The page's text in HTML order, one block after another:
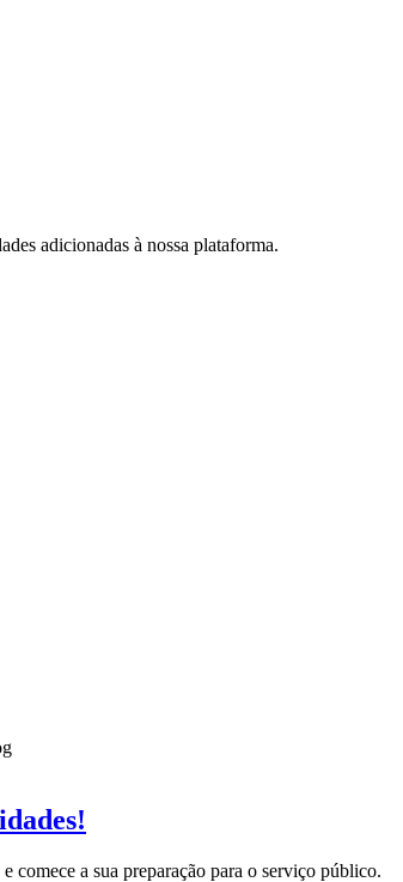
adicionadas à nossa plataforma.
comece a sua preparação para o serviço público.